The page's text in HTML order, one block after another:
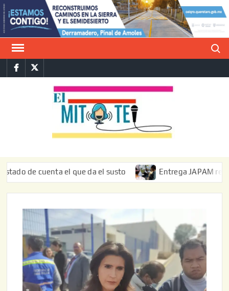
Saltar
al
contenido
FacebookTwitter
cuenta el que da el susto Entrega JAPAM